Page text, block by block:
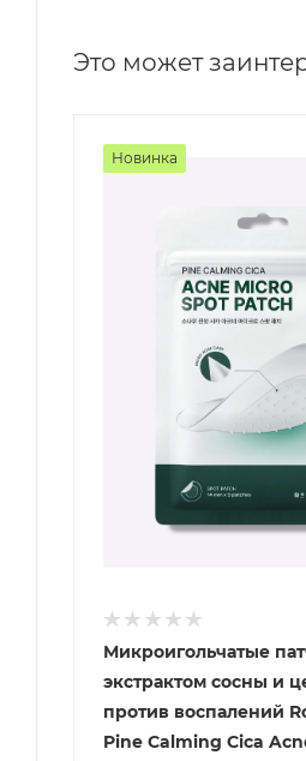
Это может
Новинка
Микроигольчатые
экстрактом сосны и
против воспалений
Pine Calming Cica